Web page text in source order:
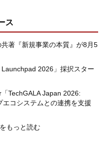
ス
著『新規事業の本質』が8月5
2026」採択スター
TechGALA Japan 2026:
コシステムとの連携を支援
もっと読む